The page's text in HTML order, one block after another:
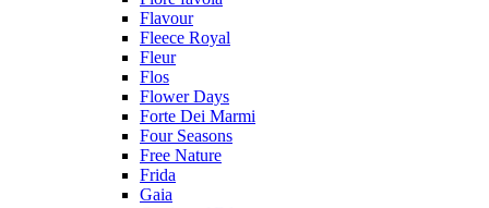
Flavour
Fleece Royal
Fleur
Flos
Flower Days
Forte Dei Marmi
Four Seasons
Free Nature
Frida
Gaia